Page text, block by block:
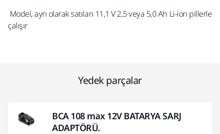
Model, ayrı olarak satılan 11,1 V 2,5 veya 5,0 Ah Li-ion pillerle
çalışır
Yedek parçalar
BCA 108 max 12V BATARYA SARJ
ADAPTÖRÜ.